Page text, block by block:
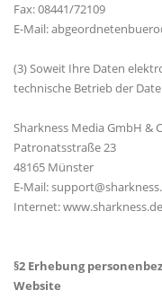
Fax: 08441/72109
E-Mail:
(3) Soweit Ihre Daten
technische Betrieb der
Sharkness Media GmbH &
Patronatsstraße 23
48165 Münster
E-Mail:
Internet: www.sharkness.de
§2 Erhebung
Website